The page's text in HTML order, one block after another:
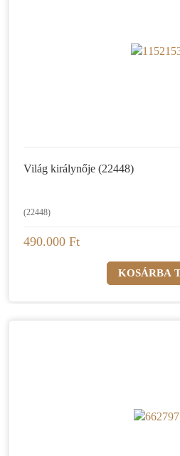
Világ királynője (22448)
(22448)
490.000 Ft